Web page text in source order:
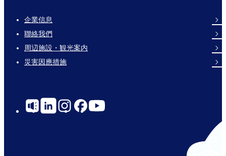
Footer
Links
企業信息
聯絡我們
周辺施設・観光案内
災害因應措施
Social